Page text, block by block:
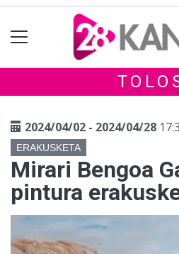
2024/04/02 - 2024/04/28
ERAKUSKETA
Mirari Bengoa
pintura